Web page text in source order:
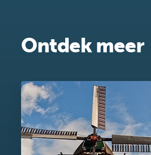
Ontdek meer